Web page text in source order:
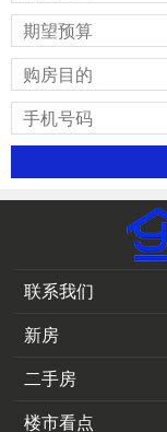
联系我们
新房
二手房
楼市看点